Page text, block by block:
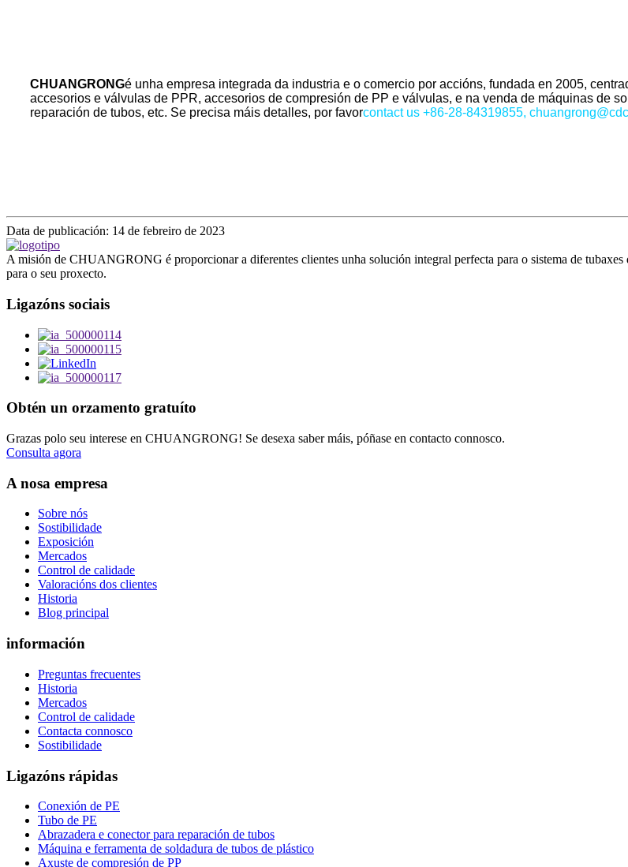
CHUANGRONGé unha empresa integrada da industria e o comercio por accións, fundada en 2005,
accesorios e válvulas de PPR, accesorios de compresión de PP e válvulas, e na venda de máquinas de
reparación de tubos, etc. Se precisa máis detalles, por favorcontact us +86-28-84319855,
Data de publicación: 14 de febreiro de 2023
A misión de CHUANGRONG é proporcionar a diferentes clientes unha solución integral perfecta para o sistema de
para o seu proxecto.
Ligazóns sociais
Obtén un orzamento gratuíto
Grazas polo seu interese en CHUANGRONG! Se desexa saber máis, póñase en contacto connosco.
Consulta agora
A nosa empresa
Sobre nós
Sostibilidade
Exposición
Mercados
Control de calidade
Valoracións dos clientes
Historia
Blog principal
información
Preguntas frecuentes
Historia
Mercados
Control de calidade
Contacta connosco
Sostibilidade
Ligazóns rápidas
Conexión de PE
Tubo de PE
Abrazadera e conector para reparación de tubos
Máquina e ferramenta de soldadura de tubos de plástico
Axuste de compresión de PP